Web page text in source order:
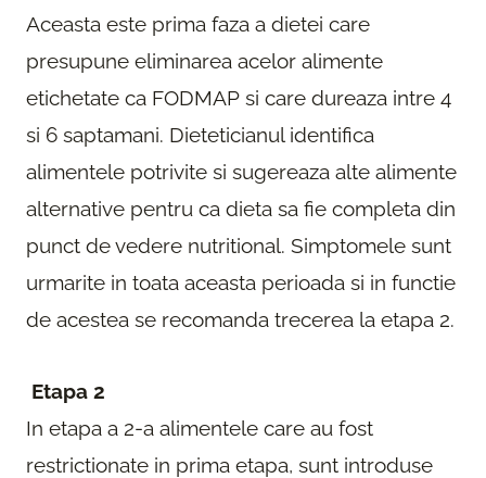
Aceasta este prima faza a dietei care
presupune eliminarea acelor alimente
etichetate ca FODMAP si care dureaza intre 4
si 6 saptamani. Dieteticianul identifica
alimentele potrivite si sugereaza alte alimente
alternative pentru ca dieta sa fie completa din
punct de vedere nutritional. Simptomele sunt
urmarite in toata aceasta perioada si in functie
de acestea se recomanda trecerea la etapa 2.
Etapa 2
In etapa a 2-a alimentele care au fost
restrictionate in prima etapa, sunt introduse